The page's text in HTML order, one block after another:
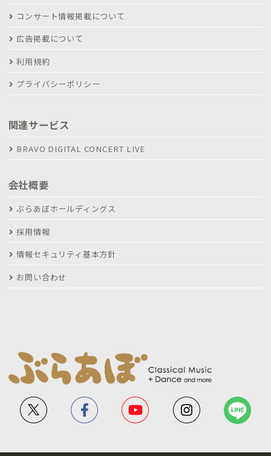
コンサート情報掲載について
広告掲載について
利用規約
プライバシーポリシー
関連サービス
BRAVO DIGITAL CONCERT LIVE
会社概要
ぶらあぼホールディングス
採用情報
情報セキュリティ基本方針
お問い合わせ